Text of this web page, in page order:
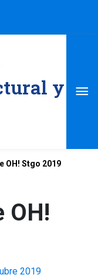
y
OH! Stgo 2019
OH!
2019